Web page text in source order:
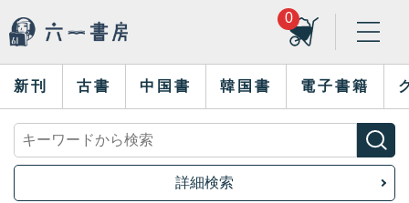
0
新刊 古書 中国書 韓国書 電子書籍
詳細検索